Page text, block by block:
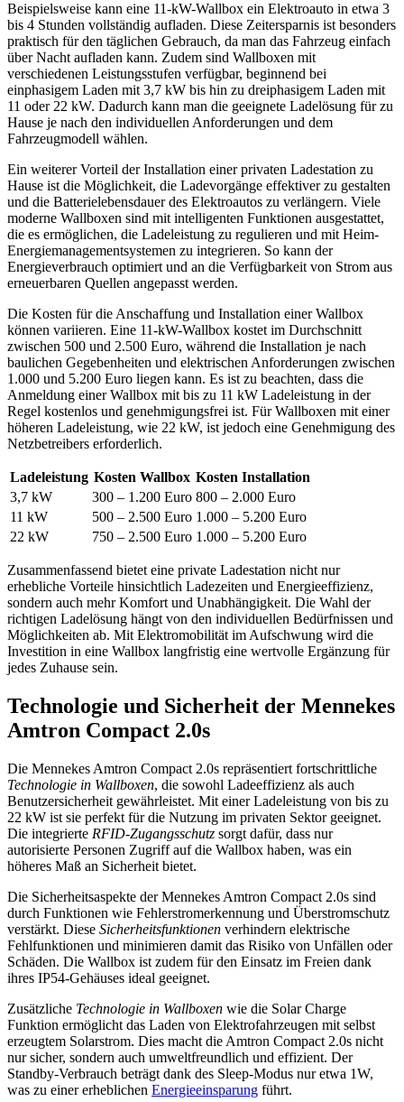
Beispielsweise kann eine 11-kW-Wallbox ein Elektroauto in etwa 3
bis 4 Stunden vollständig aufladen. Diese Zeitersparnis ist besonders
praktisch für den täglichen Gebrauch, da man das Fahrzeug einfach
über Nacht aufladen kann. Zudem sind Wallboxen mit
verschiedenen Leistungsstufen verfügbar, beginnend bei
einphasigem Laden mit 3,7 kW bis hin zu dreiphasigem Laden mit
11 oder 22 kW. Dadurch kann man die geeignete Ladelösung für zu
Hause je nach den individuellen Anforderungen und dem
Fahrzeugmodell wählen.
Ein weiterer Vorteil der Installation einer privaten Ladestation zu
Hause ist die Möglichkeit, die Ladevorgänge effektiver zu gestalten
und die Batterielebensdauer des Elektroautos zu verlängern. Viele
moderne Wallboxen sind mit intelligenten Funktionen ausgestattet,
die es ermöglichen, die Ladeleistung zu regulieren und mit Heim-
Energiemanagementsystemen zu integrieren. So kann der
Energieverbrauch optimiert und an die Verfügbarkeit von Strom aus
erneuerbaren Quellen angepasst werden.
Die Kosten für die Anschaffung und Installation einer Wallbox
können variieren. Eine 11-kW-Wallbox kostet im Durchschnitt
zwischen 500 und 2.500 Euro, während die Installation je nach
baulichen Gegebenheiten und elektrischen Anforderungen zwischen
1.000 und 5.200 Euro liegen kann. Es ist zu beachten, dass die
Anmeldung einer Wallbox mit bis zu 11 kW Ladeleistung in der
Regel kostenlos und genehmigungsfrei ist. Für Wallboxen mit einer
höheren Ladeleistung, wie 22 kW, ist jedoch eine Genehmigung des
Netzbetreibers erforderlich.
Ladeleistung Kosten Wallbox Kosten Installation
3,7 kW
300 – 1.200 Euro 800 – 2.000 Euro
11 kW
500 – 2.500 Euro 1.000 – 5.200 Euro
22 kW
750 – 2.500 Euro 1.000 – 5.200 Euro
Zusammenfassend bietet eine private Ladestation nicht nur
erhebliche Vorteile hinsichtlich Ladezeiten und Energieeffizienz,
sondern auch mehr Komfort und Unabhängigkeit. Die Wahl der
richtigen Ladelösung hängt von den individuellen Bedürfnissen und
Möglichkeiten ab. Mit Elektromobilität im Aufschwung wird die
Investition in eine Wallbox langfristig eine wertvolle Ergänzung für
jedes Zuhause sein.
Technologie und Sicherheit der Mennekes
Amtron Compact 2.0s
Die Mennekes Amtron Compact 2.0s repräsentiert fortschrittliche
Technologie in Wallboxen, die sowohl Ladeeffizienz als auch
Benutzersicherheit gewährleistet. Mit einer Ladeleistung von bis zu
22 kW ist sie perfekt für die Nutzung im privaten Sektor geeignet.
Die integrierte RFID-Zugangsschutz sorgt dafür, dass nur
autorisierte Personen Zugriff auf die Wallbox haben, was ein
höheres Maß an Sicherheit bietet.
Die Sicherheitsaspekte der Mennekes Amtron Compact 2.0s sind
durch Funktionen wie Fehlerstromerkennung und Überstromschutz
verstärkt. Diese Sicherheitsfunktionen verhindern elektrische
Fehlfunktionen und minimieren damit das Risiko von Unfällen oder
Schäden. Die Wallbox ist zudem für den Einsatz im Freien dank
ihres IP54-Gehäuses ideal geeignet.
Zusätzliche Technologie in Wallboxen wie die Solar Charge
Funktion ermöglicht das Laden von Elektrofahrzeugen mit selbst
erzeugtem Solarstrom. Dies macht die Amtron Compact 2.0s nicht
nur sicher, sondern auch umweltfreundlich und effizient. Der
Standby-Verbrauch beträgt dank des Sleep-Modus nur etwa 1W,
was zu einer erheblichen Energieeinsparung führt.